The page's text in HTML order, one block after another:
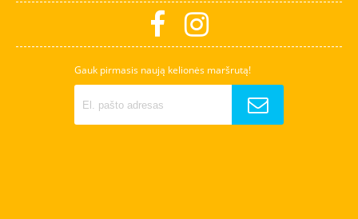
Gauk pirmasis naują kelionės maršrutą!